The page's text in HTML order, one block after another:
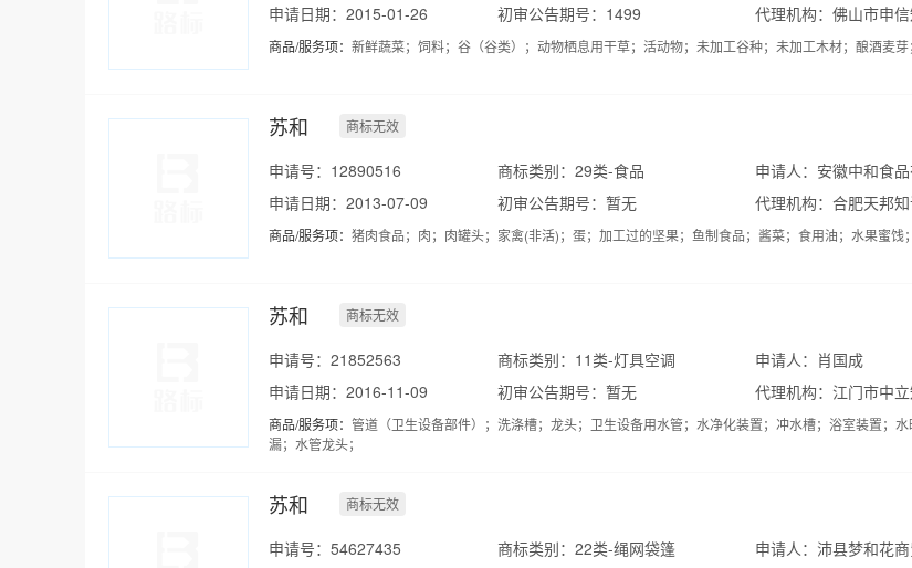
申请日期：2015-01-26
初审公告期号：1499
商品/服务项： 新鲜蔬菜；饲料；谷（谷类）；动物栖息用干草；活动物；未加工谷种；未加工木材；酿酒麦芽
苏和 商标无效
申请号：12890516
申请日期：2013-07-09
商标类别：29类-食品
初审公告期号：暂无
申请人：安徽中和食
代理机构：合肥天邦
商品/服务项： 猪肉食品；肉；肉罐头；家禽(非活)；蛋；加工过的坚果；鱼制食品；酱菜；食用油；水果蜜饯；
苏和 商标无效
申请号：21852563
申请日期：2016-11-09
商标类别：11类-灯具空调
初审公告期号：暂无
申请人：肖国成
商品/服务项： 管道（卫生设备部件）；洗涤槽；龙头；卫生设备用水管；水净化装置；冲水槽；浴室装置；
漏；水管龙头；
苏和 商标无效
申请号：54627435
商标类别：22类-绳网袋篷
申请人：沛县梦和花